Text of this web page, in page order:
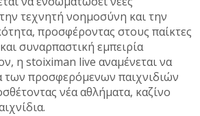
τεχνητή νοημοσύνη και την
προσφέροντας στους παίκτες
συναρπαστική εμπειρία
η stoiximan live αναμένεται να
των προσφερόμενων παιχνιδιών
νέα αθλήματα, καζίνο